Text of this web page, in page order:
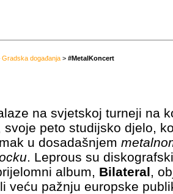
Gradska događanja > #MetalKoncert
na svjetskoj turneji na
svoje peto studijsko djelo,
u dosadašnjem
. Leprous su
album, Bilateral,
veću pažnju europske